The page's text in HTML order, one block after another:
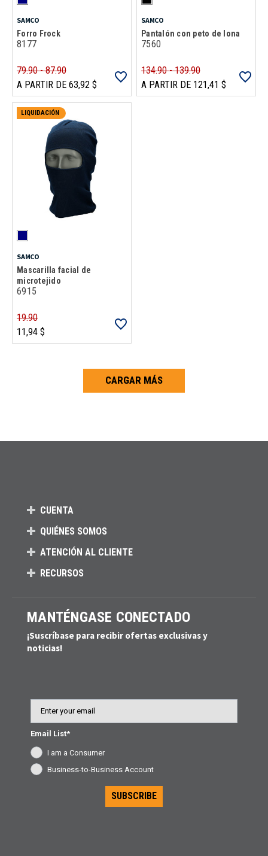
SAMCO
Forro Frock
8177
79.90 - 87.90
A PARTIR DE 63,92 $
SAMCO
Pantalón con peto de lona
7560
134.90 - 139.90
A PARTIR DE 121,41 $
LIQUIDACIÓN
SAMCO
Mascarilla facial de
microtejido
6915
19.90
11,94 $
CARGAR MÁS
CUENTA
QUIÉNES SOMOS
ATENCIÓN AL CLIENTE
RECURSOS
MANTÉNGASE CONECTADO
¡Suscríbase para recibir ofertas exclusivas y
noticias!
Email
Email List*
I am a Consumer
Business-to-Business Account
SUBSCRIBE